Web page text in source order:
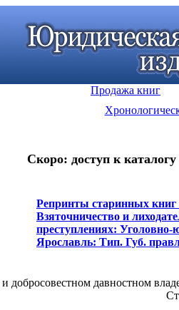
Продажа книг
Скоро: доступ к
Репринты старинных
Взяточничество и
преступлениях:
Ярославль: Тип. Губ.
давностном